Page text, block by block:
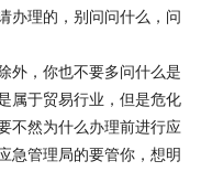
办理的，别问问什么，问
，你也不要多问什么是
属于贸易行业，但是危化
不然为什么办理前进行应
急管理局的要管你，想明